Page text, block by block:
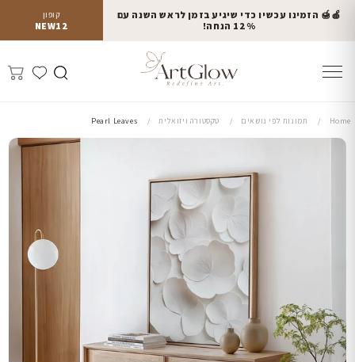
קופון
NEW12
🍎🍯 הזמינו עכשיו כדי שיגיע בזמן לראש השנה עם
12% הנחה!
Home תמונות לפי נושאים טקסטורה ויזואלית Pearl Leaves